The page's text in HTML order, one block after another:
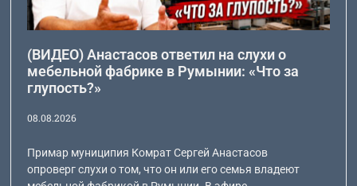
(ВИДЕО) Анастасов ответил на слухи о
мебельной фабрике в Румынии: «Что за
глупость?»
08.08.2026
Примар муниципия Комрат Сергей Анастасов
опроверг слухи о том, что он или его семья владеют